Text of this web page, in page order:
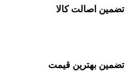
تضمین اصالت کالا
تضمین بهترین قیمت